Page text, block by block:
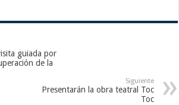
guiada por
de la
Siguiente
Presentarán la obra teatral Toc
Toc